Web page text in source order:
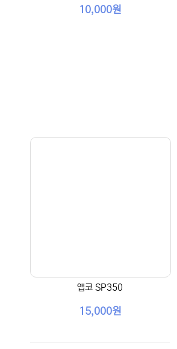
10,000원
앱코 SP350
15,000원